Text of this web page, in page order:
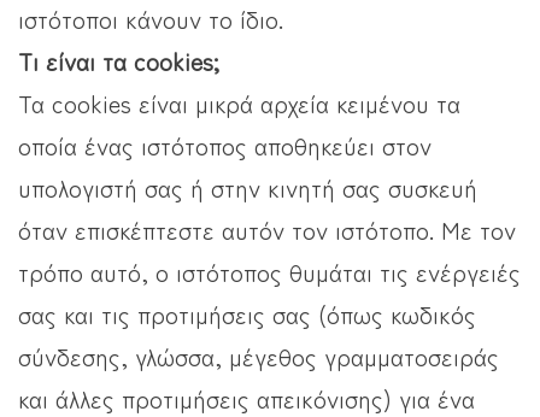
ιστότοποι κάνουν το ίδιο.
Τι είναι τα cookies;
Τα cookies είναι μικρά αρχεία κειμένου τα
οποία ένας ιστότοπος αποθηκεύει στον
υπολογιστή σας ή στην κινητή σας συσκευή
όταν επισκέπτεστε αυτόν τον ιστότοπο. Με τον
τρόπο αυτό, ο ιστότοπος θυμάται τις ενέργειές
σας και τις προτιμήσεις σας (όπως κωδικός
σύνδεσης, γλώσσα, μέγεθος γραμματοσειράς
και άλλες προτιμήσεις απεικόνισης) για ένα